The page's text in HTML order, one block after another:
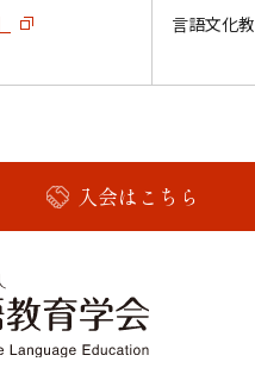
言語文化
入会はこちら